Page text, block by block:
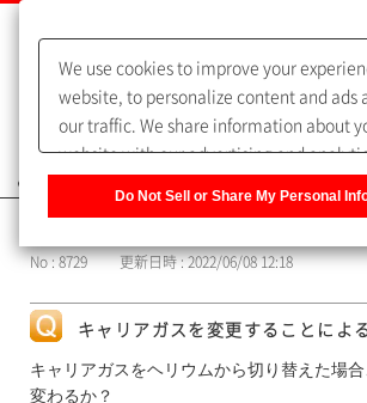
よくあるご質問（FAQ）
No : 8729 更新日時 : 2022/06/08 12:18
キャリアガスを変更することによ
キャリアガスをヘリウムから切り替えた場
変わるか？
We use cookies to improve your
website, to personalize content and ads
our traffic. We share information about
website with our advertising and
of our sharing information about you
Information] to customize your cookie
Do Not Sell or Share My Personal